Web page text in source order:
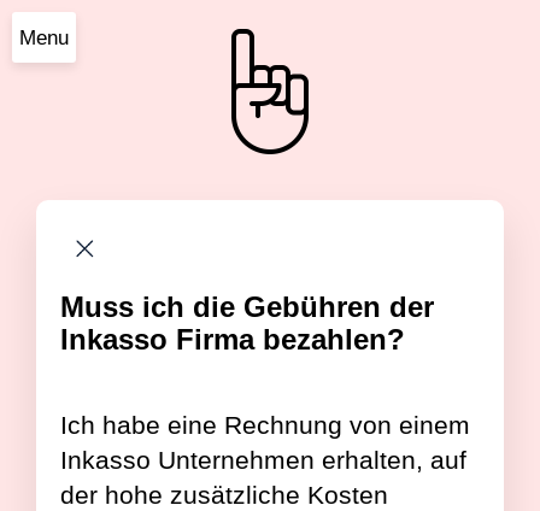
Menu
Muss ich die Gebühren der
Inkasso Firma bezahlen?
Ich habe eine Rechnung von einem
Inkasso Unternehmen erhalten, auf
der hohe zusätzliche Kosten